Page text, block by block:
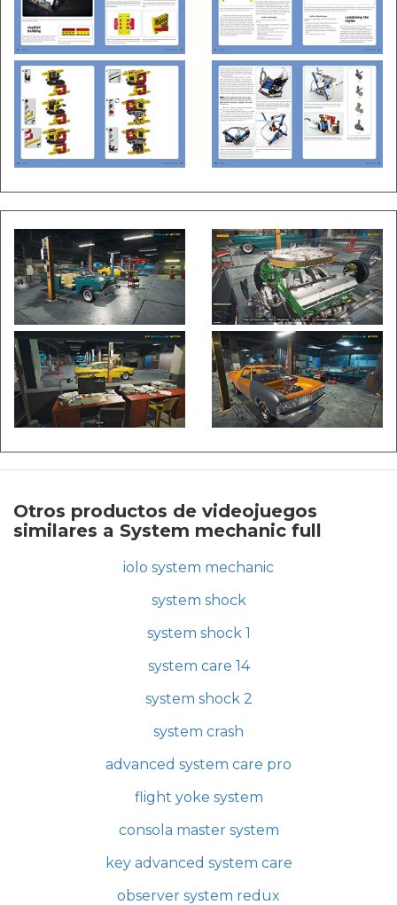
Otros productos de videojuegos
similares a System mechanic full
iolo system mechanic
system shock
system shock 1
system care 14
system shock 2
system crash
advanced system care pro
flight yoke system
consola master system
key advanced system care
observer system redux